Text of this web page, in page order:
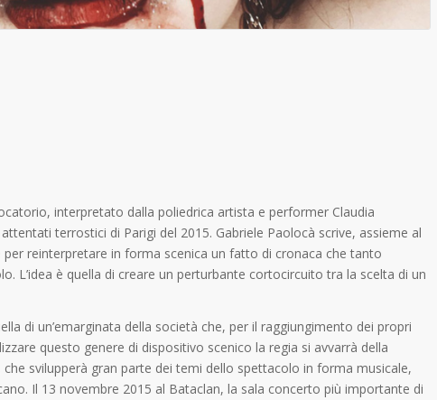
interpretato dalla poliedrica artista e performer Claudia
terrostici di Parigi del 2015. Gabriele Paolocà scrive, assieme al
reinterpretare in forma scenica un fatto di cronaca che tanto
L’idea è quella di creare un perturbante cortocircuito tra la scelta di un
di un’emarginata della società che, per il raggiungimento dei propri
questo genere di dispositivo scenico la regia si avvarrà della
svilupperà gran parte dei temi dello spettacolo in forma musicale,
Il 13 novembre 2015 al Bataclan, la sala concerto più importante di